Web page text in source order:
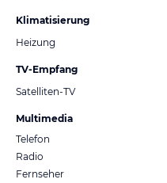
Klimatisierung
Heizung
TV-Empfang
Satelliten-TV
Multimedia
Telefon
Radio
Fernseher